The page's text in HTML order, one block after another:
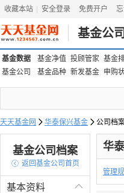
收藏本站 安全登录 免费开户
基金公
基金数据 基金净值 投顾管家 基金
基金公司
基金品种 新发基金 申购
天天基金网  华泰保兴基金  公司档
基金公司档案
 返回基金公司首页

基本资料
华
管理